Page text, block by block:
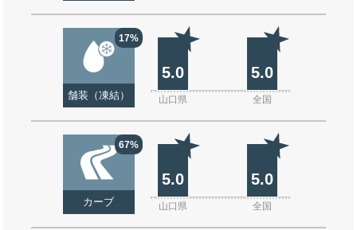
17%
舗装（凍結）
5.0 5.0
山口県 全国
67%
カーブ
5.0 5.0
山口県 全国